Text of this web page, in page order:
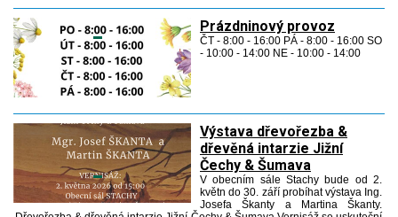
Prázdninový provoz
ČT - 8:00 - 16:00 PÁ - 8:00 - 16:00 SO
- 10:00 - 14:00 NE - 10:00 - 14:00
Výstava dřevořezba &
dřevěná intarzie Jižní
Čechy & Šumava
V obecním sále Stachy bude od 2.
květn do 30. září probíhat výstava Ing.
Josefa Škanty a Martina Škanty.